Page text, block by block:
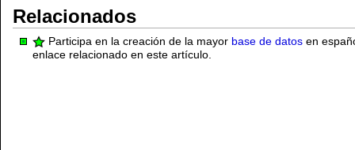
Relacionados
Participa en la creación de la mayor base de datos en
enlace relacionado en este artículo.